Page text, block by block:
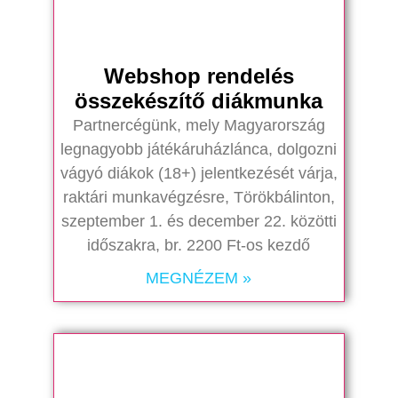
Webshop rendelés
összekészítő diákmunka
Partnercégünk, mely Magyarország
legnagyobb játékáruházlánca, dolgozni
vágyó diákok (18+) jelentkezését várja,
raktári munkavégzésre, Törökbálinton,
szeptember 1. és december 22. közötti
időszakra, br. 2200 Ft-os kezdő
MEGNÉZEM »